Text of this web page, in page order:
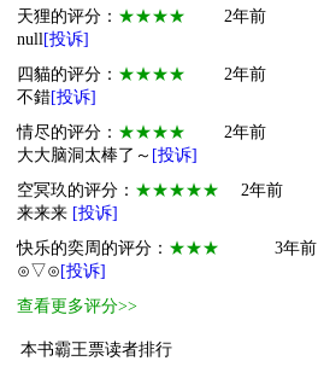
天狸的评分： ★★★★
2年前
null[投诉]
四貓的评分： ★★★★
2年前
不錯[投诉]
情尽的评分： ★★★★
2年前
大大脑洞太棒了～ [投诉]
空冥玖的评分： ★★★★★
2年前
来来来 [投诉]
快乐的奕周的评分： ★★★
3年前
⊙▽⊙ [投诉]
查看更多评分>>
本书霸王票读者排行